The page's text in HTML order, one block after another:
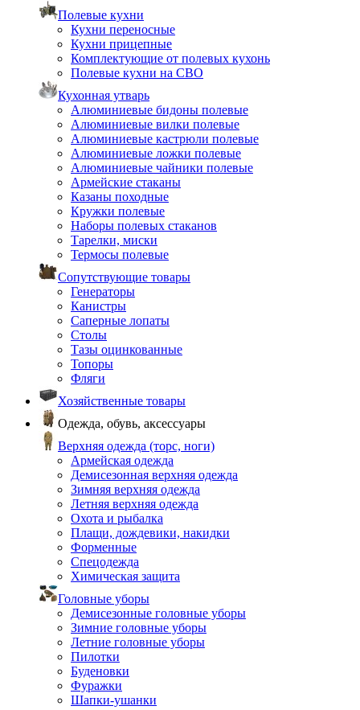
Полевые кухни
Кухни переносные
Кухни прицепные
Комплектующие от полевых кухонь
Полевые кухни на СВО
Кухонная утварь
Алюминиевые бидоны полевые
Алюминиевые вилки полевые
Алюминиевые кастрюли полевые
Алюминиевые ложки полевые
Алюминиевые чайники полевые
Армейские стаканы
Казаны походные
Кружки полевые
Наборы полевых стаканов
Тарелки, миски
Термосы полевые
Сопутствующие товары
Генераторы
Канистры
Саперные лопаты
Столы
Тазы оцинкованные
Топоры
Фляги
Хозяйственные товары
Одежда, обувь, аксессуары
Верхняя одежда (торс, ноги)
Армейская одежда
Демисезонная верхняя одежда
Зимняя верхняя одежда
Летняя верхняя одежда
Охота и рыбалка
Плащи, дождевики, накидки
Форменные
Спецодежда
Химическая защита
Головные уборы
Демисезонные головные уборы
Зимние головные уборы
Летние головные уборы
Пилотки
Буденовки
Фуражки
Шапки-ушанки